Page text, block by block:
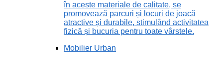
în aceste materiale de calitate, se
promovează parcuri și locuri de joacă
atractive și durabile, stimulând activitatea
fizică și bucuria pentru toate vârstele.
Mobilier Urban